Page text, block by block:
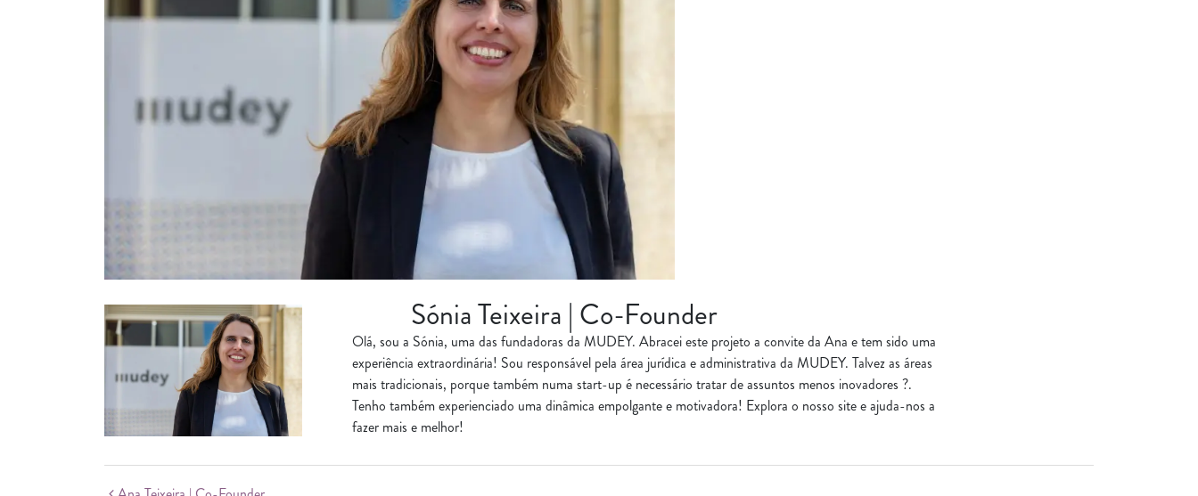
Sónia Teixeira | Co-Founder
Olá, sou a Sónia, uma das fundadoras da MUDEY. Abracei este projeto a convite da Ana e tem sido uma
experiência extraordinária! Sou responsável pela área jurídica e administrativa da MUDEY. Talvez as áreas
mais tradicionais, porque também numa start-up é necessário tratar de assuntos menos inovadores ?.
Tenho também experienciado uma dinâmica empolgante e motivadora! Explora o nosso site e ajuda-nos a
fazer mais e melhor!